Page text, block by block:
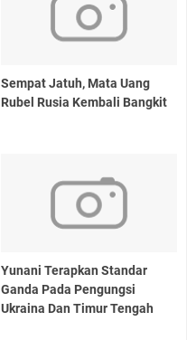
Sempat Jatuh, Mata Uang
Rubel Rusia Kembali Bangkit
Yunani Terapkan Standar
Ganda Pada Pengungsi
Ukraina Dan Timur Tengah